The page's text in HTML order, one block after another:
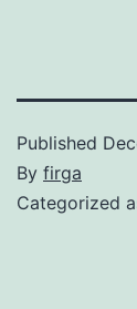
Published
By firga
Categorized